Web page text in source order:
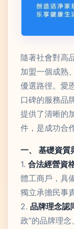
隨著社會對高
加盟一個成熟
優選路徑。愛
口碑的服務品
提供了清晰的
件，是成功合
一、 基礎資質
1. 合法經營資
體工商戶，具
獨立承擔民事
2. 品牌理念認
政”的品牌理